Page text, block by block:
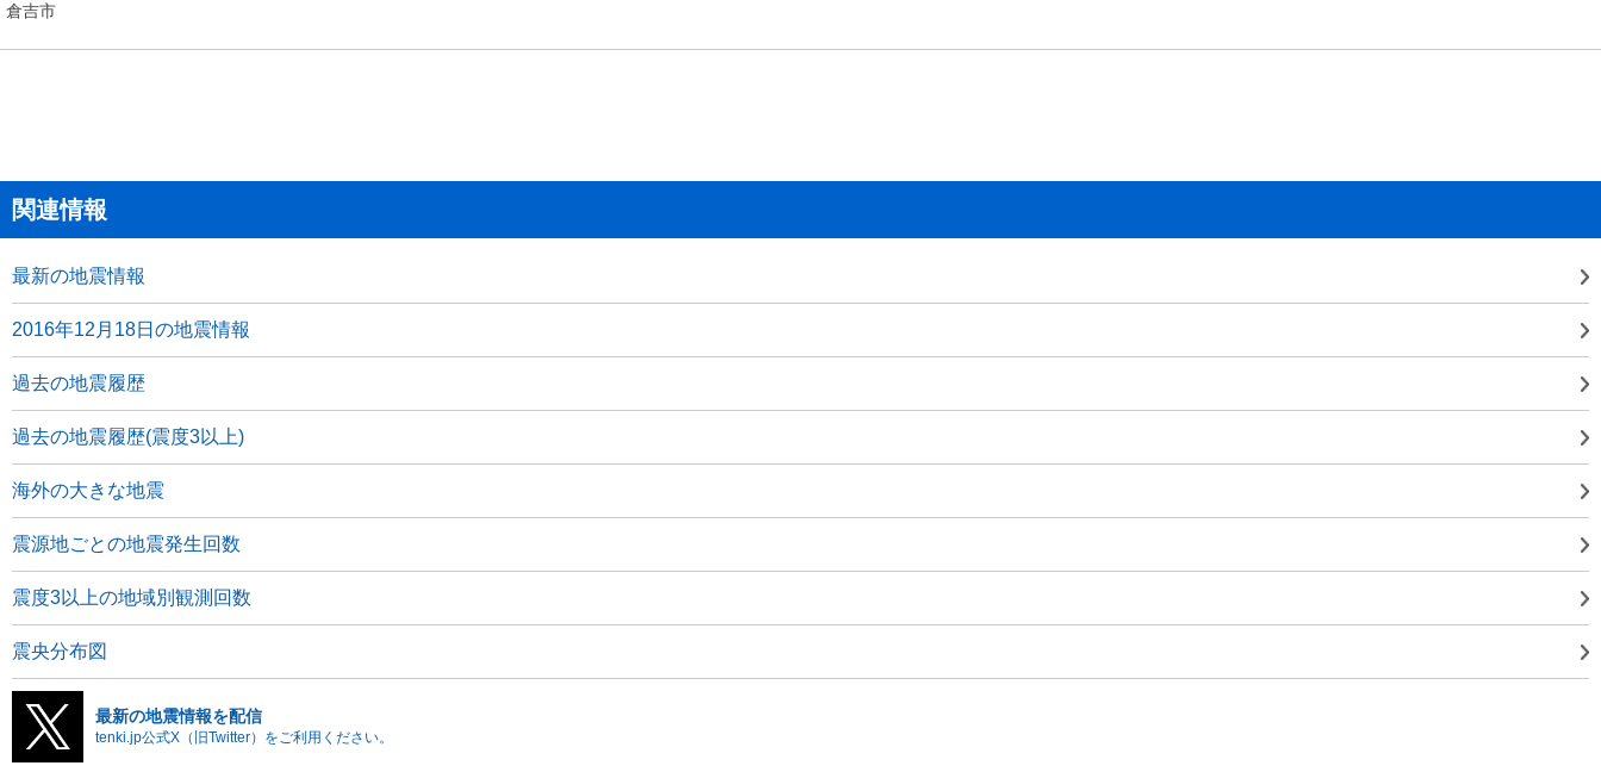
倉吉市
関連情報
最新の地震情報
2016年12月18日の地震情報
過去の地震履歴
過去の地震履歴(震度3以上)
海外の大きな地震
震源地ごとの地震発生回数
震度3以上の地域別観測回数
震央分布図
最新の地震情報を配信
tenki.jp公式X（旧Twitter）をご利用ください。